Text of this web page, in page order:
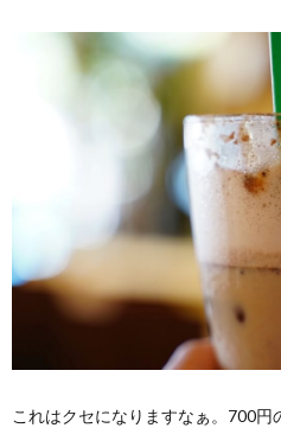
これはクセになりますなぁ。700円